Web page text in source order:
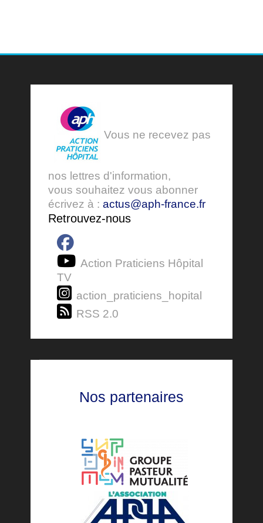
Vous ne recevez pas
nos lettres d'information,
vous souhaitez vous abonner
écrivez à : actus@aph-france.fr
Retrouvez-nous
Action Praticiens Hôpital
TV
action_praticiens_hopital
RSS 2.0
Nos partenaires